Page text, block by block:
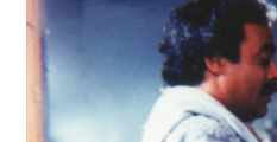
YA LA HICIMOS,